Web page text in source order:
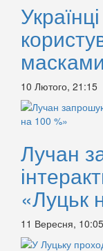
10 Лютого, 21:15
Лучан
«Луцьк
11 Вересня, 10:05